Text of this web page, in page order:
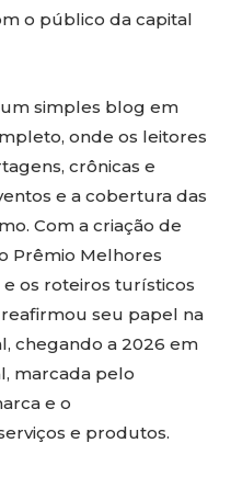
o público da capital
simples blog em
onde os leitores
crônicas e
e a cobertura das
Com a criação de
Prêmio Melhores
e os roteiros turísticos
seu papel na
chegando a 2026 em
marcada pelo
e o
e produtos.